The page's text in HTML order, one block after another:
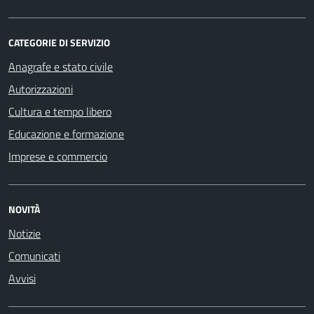
CATEGORIE DI SERVIZIO
Anagrafe e stato civile
Autorizzazioni
Cultura e tempo libero
Educazione e formazione
Imprese e commercio
NOVITÀ
Notizie
Comunicati
Avvisi